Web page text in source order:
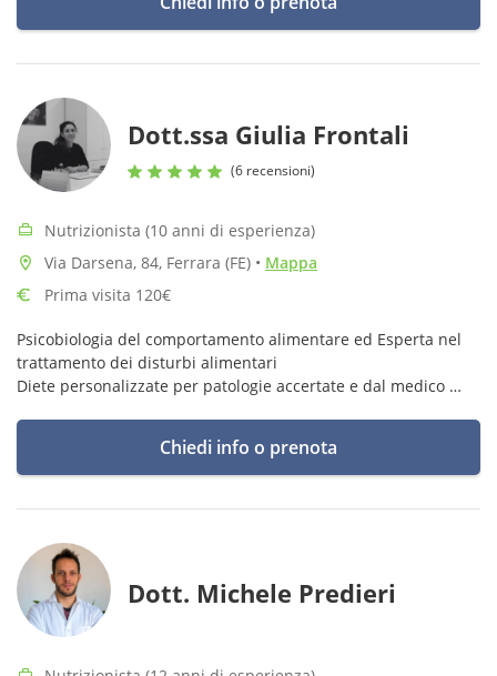
Dott.ssa Giulia Frontali
(6 recensioni)
Nutrizionista (10 anni di esperienza)
Via Darsena, 84, Ferrara (FE) • Mappa
Prima visita 120€
Psicobiologia del comportamento alimentare ed Esperta nel
trattamento dei disturbi alimentari
Diete personalizzate per patologie accertate e dal medico
Chiedi info o prenota
Dott. Michele Predieri